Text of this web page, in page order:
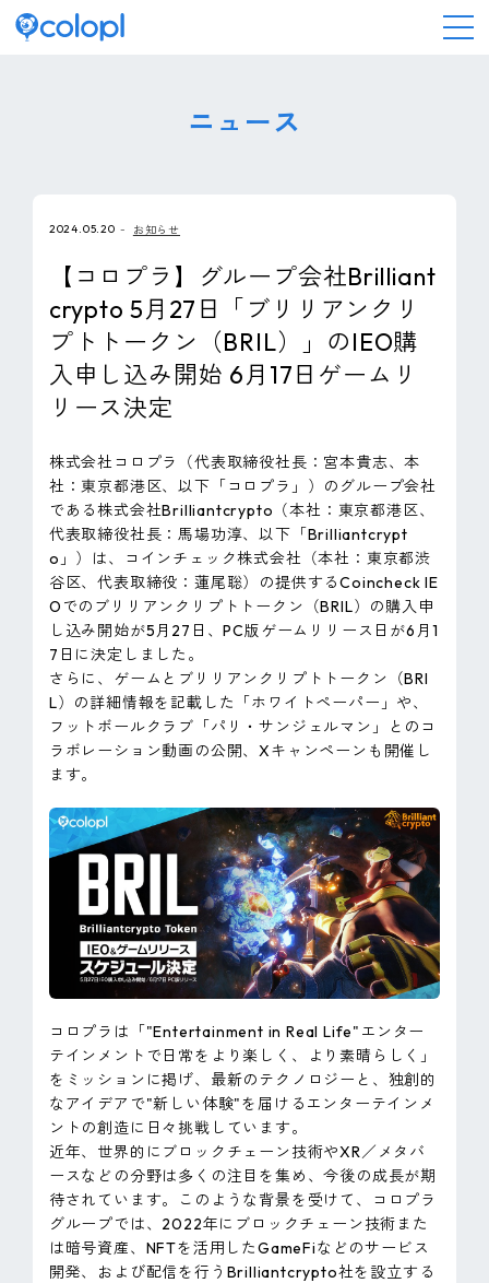
IR情報
採用情報
ピンマーク
EN
ニュース
2024.05.20 お知らせ
【コロプラ】グループ会社Brilliant
crypto 5月27日「ブリリアンクリ
プトトークン（BRIL）」のIEO購
入申し込み開始 6月17日ゲームリ
リース決定
株式会社コロプラ（代表取締役社長：宮本貴志、本
社：東京都港区、以下「コロプラ」）のグループ会社
である株式会社Brilliantcrypto（本社：東京都港区、
代表取締役社長：馬場功淳、以下「Brilliantcrypt
o」）は、コインチェック株式会社（本社：東京都渋
谷区、代表取締役：蓮尾聡）の提供するCoincheck IE
Oでのブリリアンクリプトトークン（BRIL）の購入申
し込み開始が5月27日、PC版ゲームリリース日が6月1
7日に決定しました。
さらに、ゲームとブリリアンクリプトトークン（BRI
L）の詳細情報を記載した「ホワイトペーパー」や、
フットボールクラブ「パリ・サンジェルマン」とのコ
ラボレーション動画の公開、Xキャンペーンも開催し
ます。
コロプラは「"Entertainment in Real Life"エンター
テインメントで日常をより楽しく、より素晴らしく」
をミッションに掲げ、最新のテクノロジーと、独創的
なアイデアで"新しい体験"を届けるエンターテインメ
ントの創造に日々挑戦しています。
近年、世界的にブロックチェーン技術やXR／メタバ
ースなどの分野は多くの注目を集め、今後の成長が期
待されています。このような背景を受けて、コロプラ
グループでは、2022年にブロックチェーン技術また
は暗号資産、NFTを活用したGameFiなどのサービス
開発、および配信を行うBrilliantcrypto社を設立する